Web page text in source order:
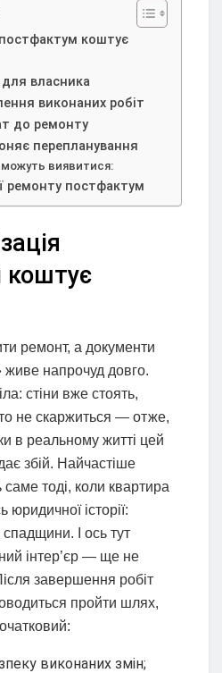
постфактум коштує
для власника
виконаних робіт
до ремонту
перепланування
виявитися:
ремонту постфактум
коштує
ремонт, а документи
напрочуд довго.
стіни вже стоять,
не скаржиться — отже,
в реальному житті цей
збій. Найчастіше
тоді, коли квартира
юридичної історії:
І ось тут
інтер’єр — ще не
завершення робіт
пройти шлях,
виконаних змін;